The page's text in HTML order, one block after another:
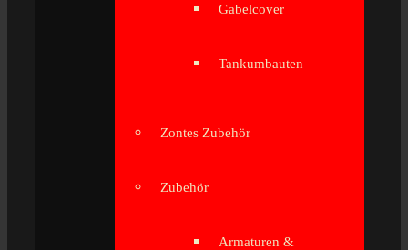
Gabelcover
Tankumbauten
Zontes Zubehör
Zubehör
Armaturen &